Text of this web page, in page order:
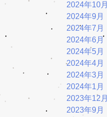
2024年10月
2024年9月
2024年7月
2024年6月
2024年5月
2024年4月
2024年3月
2024年1月
2023年12月
2023年9月